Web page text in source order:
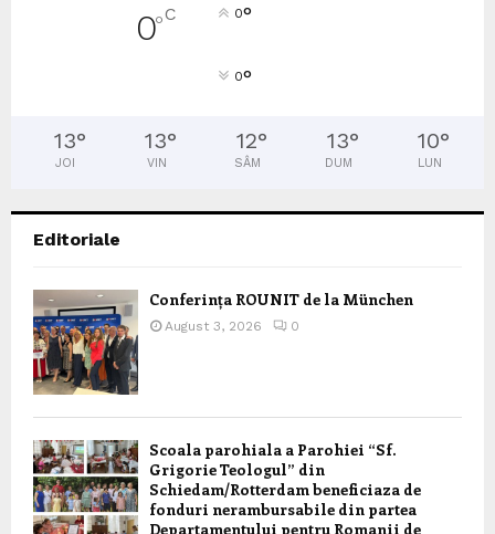
0°C 0°
0°
13°
JOI
13°
VIN
12°
SÂM
13°
DUM
10°
LUN
Editoriale
Conferința ROUNIT de la München
August 3, 2026 0
Scoala parohiala a Parohiei “Sf.
Grigorie Teologul” din
Schiedam/Rotterdam beneficiaza de
fonduri nerambursabile din partea
Departamentului pentru Romanii de